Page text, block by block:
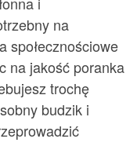
na
społecznościowe
na jakość poranka
trochę
budzik i